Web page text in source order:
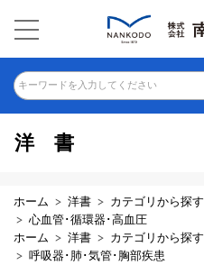
キーワードを入力してください
洋書
ホーム 洋書 カテゴリから探す
心血管･循環器･高血圧
ホーム
洋書 カテゴリから探す
呼吸器･肺･気管･胸部疾患